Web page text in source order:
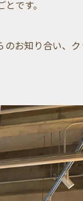
です。
お知り合い、